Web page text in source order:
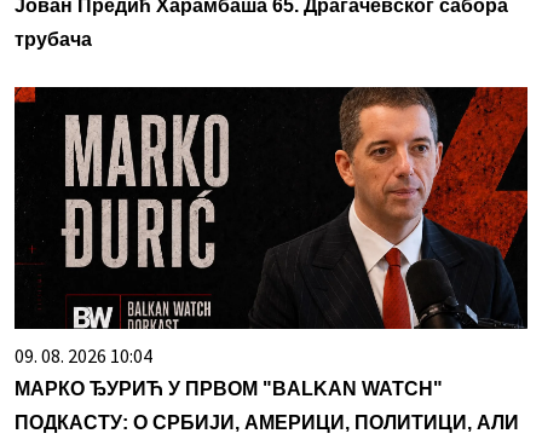
Јован Предић Харамбаша 65. Драгачевског сабора
трубача
09. 08. 2026 10:04
МАРКО ЂУРИЋ У ПРВОМ "BALKAN WATCH"
ПОДКАСТУ: О СРБИЈИ, АМЕРИЦИ, ПОЛИТИЦИ, АЛИ